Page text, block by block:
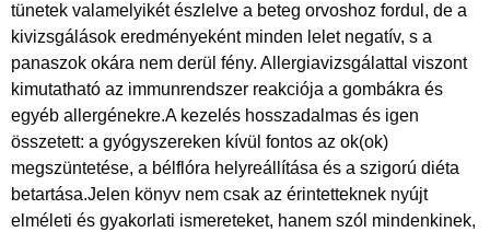
tünetek valamelyikét észlelve a beteg orvoshoz fordul, de a
kivizsgálások eredményeként minden lelet negatív, s a
panaszok okára nem derül fény. Allergiavizsgálattal viszont
kimutatható az immunrendszer reakciója a gombákra és
egyéb allergénekre.A kezelés hosszadalmas és igen
összetett: a gyógyszereken kívül fontos az ok(ok)
megszüntetése, a bélflóra helyreállítása és a szigorú diéta
betartása.Jelen könyv nem csak az érintetteknek nyújt
elméleti és gyakorlati ismereteket, hanem szól mindenkinek,